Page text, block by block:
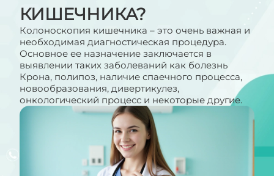
КИШЕЧНИКА?
Колоноскопия кишечника – это очень важная и
необходимая диагностическая процедура.
Основное ее назначение заключается в
выявлении таких заболеваний как болезнь
Крона, полипоз, наличие спаечного процесса,
новообразования, дивертикулез,
онкологический процесс и некоторые другие.